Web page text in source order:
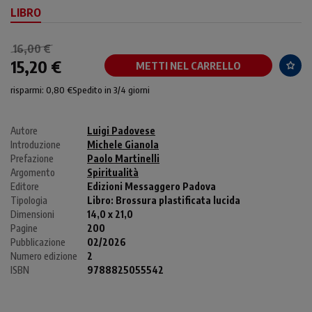
LIBRO
16,00 €
15,20 € METTI NEL CARRELLO
risparmi: 0,80 €Spedito in 3/4 giorni
Autore
Luigi Padovese
Introduzione
Michele Gianola
Prefazione
Paolo Martinelli
Argomento
Spiritualità
Editore
Edizioni Messaggero Padova
Tipologia
Libro: Brossura plastificata lucida
Dimensioni
14,0 x 21,0
Pagine
200
Pubblicazione
02/2026
Numero edizione
2
ISBN
9788825055542